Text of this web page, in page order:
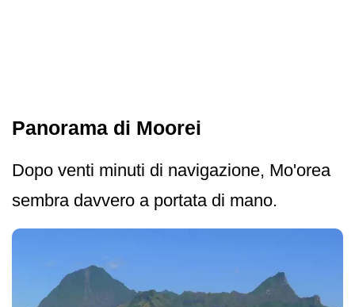
Panorama di Moorei
Dopo venti minuti di navigazione, Mo'orea
sembra davvero a portata di mano.